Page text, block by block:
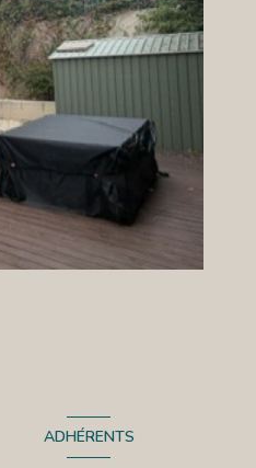
ADHÉRENTS